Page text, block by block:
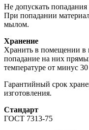
Не допускать
При попадании
мылом.
Хранение
Хранить в помещении в
попадание на них
температуре от минус
Гарантийный срок
изготовления.
Стандарт
ГОСТ 7313-75